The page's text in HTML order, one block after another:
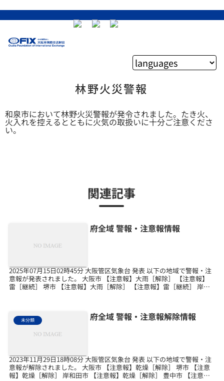
林野火災警報
和泉市において林野火災警報が発令されました。たき火、
火入れを控えるとともに火気の取扱いに十分ご注意くださ
い。
関連記事
府全域 警報・注意報情報
2025年07月15日02時45分 大阪管区気象台 発表 以下の地域で警報・注
意報が発表されました。 大阪市 【注意報】大雨［解除］ 【注意報】
雷［継続］ 堺市 【注意報】大雨［解除］ 【注意報】雷［継続］ 岸和
未分類 府全域 警報・注意報解除情報
2023年11月29日18時08分 大阪管区気象台 発表 以下の地域で警報・注
意報が解除されました。 大阪市 【注意報】乾燥［解除］ 堺市 【注意
報】乾燥［解除］ 岸和田市 【注意報】乾燥［解除］ 豊中市 【注意